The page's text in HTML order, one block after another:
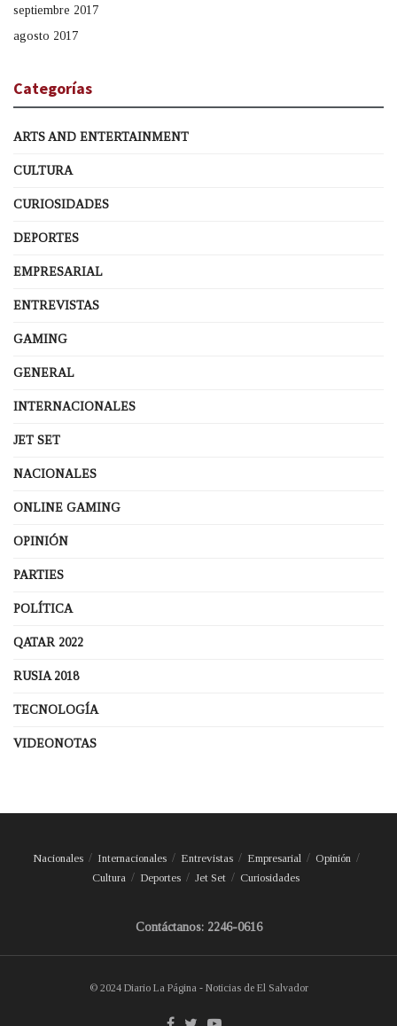
septiembre 2017
agosto 2017
Categorías
ARTS AND ENTERTAINMENT
CULTURA
CURIOSIDADES
DEPORTES
EMPRESARIAL
ENTREVISTAS
GAMING
GENERAL
INTERNACIONALES
JET SET
NACIONALES
ONLINE GAMING
OPINIÓN
PARTIES
POLÍTICA
QATAR 2022
RUSIA 2018
TECNOLOGÍA
VIDEONOTAS
Nacionales Internacionales Entrevistas Empresarial
Opinión
Cultura
Deportes Jet Set Curiosidades
Contáctanos: 2246-0616
© 2024 Diario La Página - Noticias de El Salvador